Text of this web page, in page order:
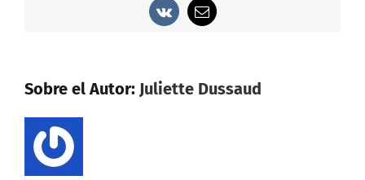
Vk
Correo
electrónico
Sobre el Autor: Juliette Dussaud